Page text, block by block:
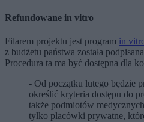
Refundowane in vitro
Filarem projektu jest program in
z budżetu państwa została
Procedura ta ma być dostępna dla
- Od początku lutego będzie
określić kryteria dostępu do
także podmiotów
tylko placówki prywatne,